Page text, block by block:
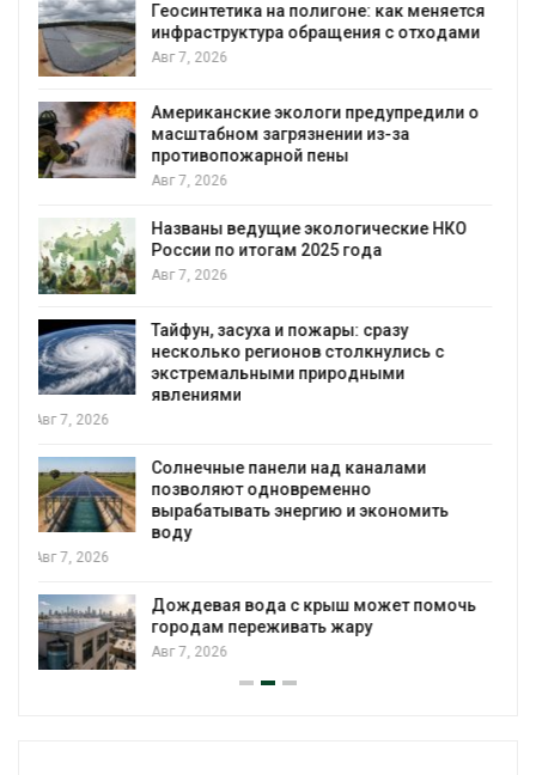
Минприроды потребовало ускорить
строительство мусорных объектов и
уборку контейнерных площадок
Панамский канал вновь ограничивает
загрузку судов из-за дефицита пресной
воды
В китайской провинции Шэньси из-за
паводков эвакуировали более 140 тыс.
человек
МЕГА и ВкусВилл установили
экообменники для сбора вторсырья
Авг 6, 2026
Учёные предложили получать питьевую
воду из воздуха с помощью ветра
Авг 6, 2026
сентябре
Авг 6, 2026